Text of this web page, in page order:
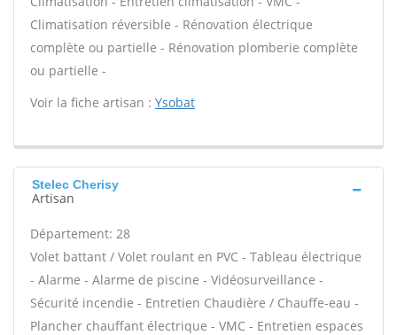
Climatisation réversible - Rénovation électrique
complète ou partielle - Rénovation plomberie complète
ou partielle -
Voir la fiche artisan : Ysobat
Stelec Cherisy
Artisan
Département: 28
Volet battant / Volet roulant en PVC - Tableau électrique
- Alarme - Alarme de piscine - Vidéosurveillance -
Sécurité incendie - Entretien Chaudière / Chauffe-eau -
Plancher chauffant électrique - VMC - Entretien espaces